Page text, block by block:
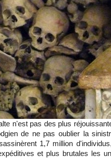
n'est pas des plus
de ne pas oublier la
1,7 million
et plus brutales les